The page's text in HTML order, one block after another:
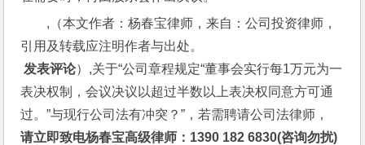
,（本文作者：杨春宝律师，来自：公司投资律师，
引用及转载应注明作者与出处。
发表评论）,关于“公司章程规定“董事会实行每1万元为一
表决权制，会议决议以超过半数以上表决权同意方可通
过。”与现行公司法有冲突？”，若需聘请公司法律师，
请立即致电杨春宝高级律师：1390 182 6830(咨询勿扰)